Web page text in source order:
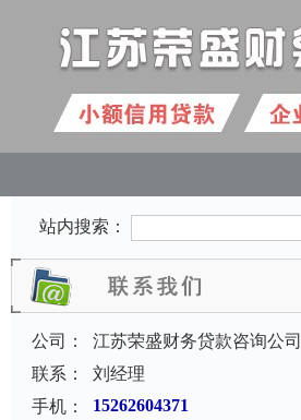
站内搜索：
公司：
江苏荣盛财务贷款咨询公司
联系：
刘经理
手机：
15262604371